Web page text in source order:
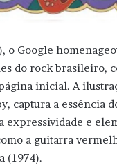
o Google
do rock brasileiro,
inicial. A
captura a essência
expressividade e
a guitarra
(1974).